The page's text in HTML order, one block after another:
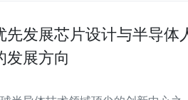
先发展芯片设计与半导体
发展方向